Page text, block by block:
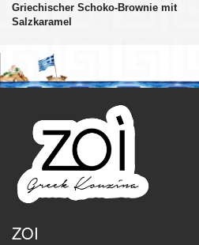
Griechischer Schoko-Brownie mit
Salzkaramel
ZOI